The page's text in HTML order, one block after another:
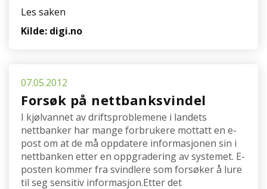
Les saken
Kilde: digi.no
07.05.2012
Forsøk på nettbanksvindel
I kjølvannet av driftsproblemene i landets
nettbanker har mange forbrukere mottatt en e-
post om at de må oppdatere informasjonen sin i
nettbanken etter en oppgradering av systemet. E-
posten kommer fra svindlere som forsøker å lure
til seg sensitiv informasjon.Etter det